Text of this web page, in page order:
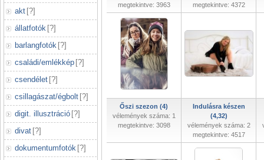
akt [?]
állatfotók [?]
barlangfotók [?]
családi/emlékkép [?]
csendélet [?]
csillagászat/égbolt [?]
digit. illusztráció [?]
divat [?]
dokumentumfotók [?]
megtekintve: 3963
megtekintve: 4372
Őszi szezon (4)
vélemények száma: 1
megtekintve: 3098
Indulásra készen
(4,32)
vélemények száma: 2
megtekintve: 4517